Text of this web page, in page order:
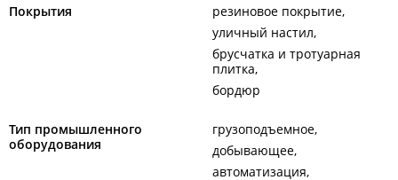
Покрытия
резиновое покрытие
уличный настил
брусчатка и тротуарная
плитка
бордюр
Тип промышленного
оборудования
грузоподъемное
добывающее
автоматизация